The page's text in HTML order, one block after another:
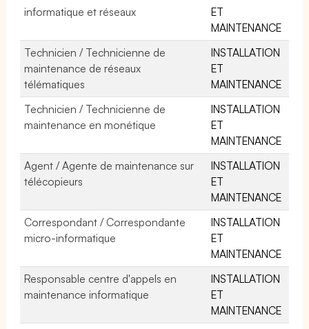
informatique et réseaux
ET
MAINTENANCE
Technicien / Technicienne de
maintenance de réseaux
télématiques
INSTALLATION
ET
MAINTENANCE
Technicien / Technicienne de
maintenance en monétique
INSTALLATION
ET
MAINTENANCE
Agent / Agente de maintenance sur
télécopieurs
INSTALLATION
ET
MAINTENANCE
Correspondant / Correspondante
micro-informatique
INSTALLATION
ET
MAINTENANCE
Responsable centre d'appels en
maintenance informatique
INSTALLATION
ET
MAINTENANCE